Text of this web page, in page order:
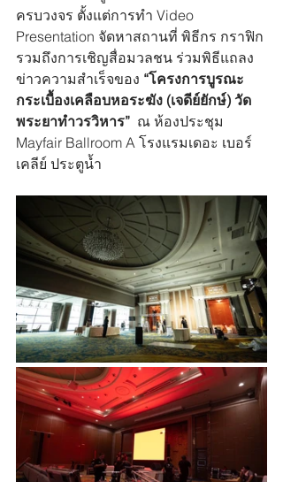
ครบวงจร ตั้งแต่การทำ Video
Presentation จัดหาสถานที่ พิธีกร กราฟิก
รวมถึงการเชิญสื่อมวลชน ร่วมพิธีแถลง
ข่าวความสำเร็จของ “โครงการบูรณะ
กระเบื้องเคลือบหอระฆัง (เจดีย์ยักษ์) วัด
พระยาทำวรวิหาร” ณ ห้องประชุม
Mayfair Ballroom A โรงแรมเดอะ เบอร์
เคลีย์ ประตูน้ำ